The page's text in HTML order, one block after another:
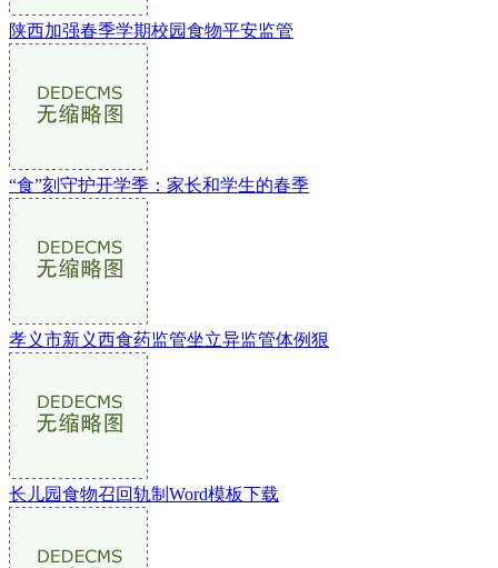
陕西加强春季学期校园食物平安监管
“食”刻守护开学季：家长和学生的春季
孝义市新义西食药监管坐立异监管体例狠
长儿园食物召回轨制Word模板下载